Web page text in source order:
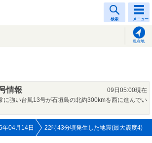
検索 メニュー
現在地
情報
09日05:00現在
に強い台風13号が石垣島の北約300kmを西に進んでい
年04月14日 22時43分頃発生した地震(最大震度4)